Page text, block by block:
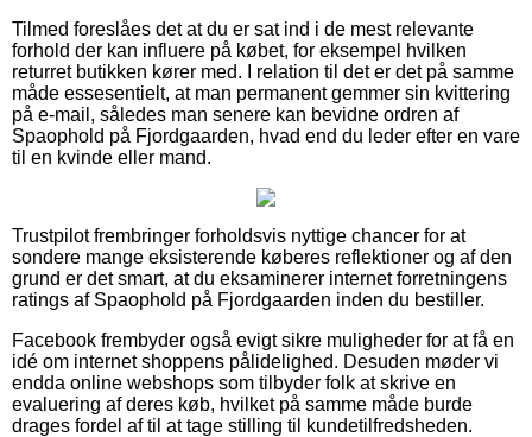
Tilmed foreslåes det at du er sat ind i de mest relevante
forhold der kan influere på købet, for eksempel hvilken
returret butikken kører med. I relation til det er det på samme
måde essesentielt, at man permanent gemmer sin kvittering
på e-mail, således man senere kan bevidne ordren af
Spaophold på Fjordgaarden, hvad end du leder efter en vare
til en kvinde eller mand.
Trustpilot frembringer forholdsvis nyttige chancer for at
sondere mange eksisterende køberes reflektioner og af den
grund er det smart, at du eksaminerer internet forretningens
ratings af Spaophold på Fjordgaarden inden du bestiller.
Facebook frembyder også evigt sikre muligheder for at få en
idé om internet shoppens pålidelighed. Desuden møder vi
endda online webshops som tilbyder folk at skrive en
evaluering af deres køb, hvilket på samme måde burde
drages fordel af til at tage stilling til kundetilfredsheden.